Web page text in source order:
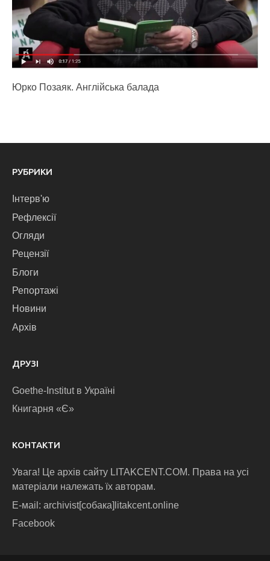
Юрко Позаяк. Англійська балада
РУБРИКИ
Інтерв'ю
Рефлексії
Огляди
Рецензії
Блоги
Репортажі
Новини
Архів
ДРУЗІ
Goethe-Institut в Україні
Книгарня «Є»
КОНТАКТИ
Увага! Це архів сайту LITAKCENT.COM. Права на усі
матеріали належать їх авторам.
E-маіl: archivist[собака]litakcent.online
Facebook